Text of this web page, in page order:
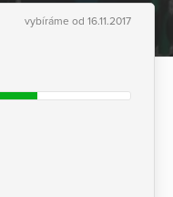
vybíráme od 16.11.2017